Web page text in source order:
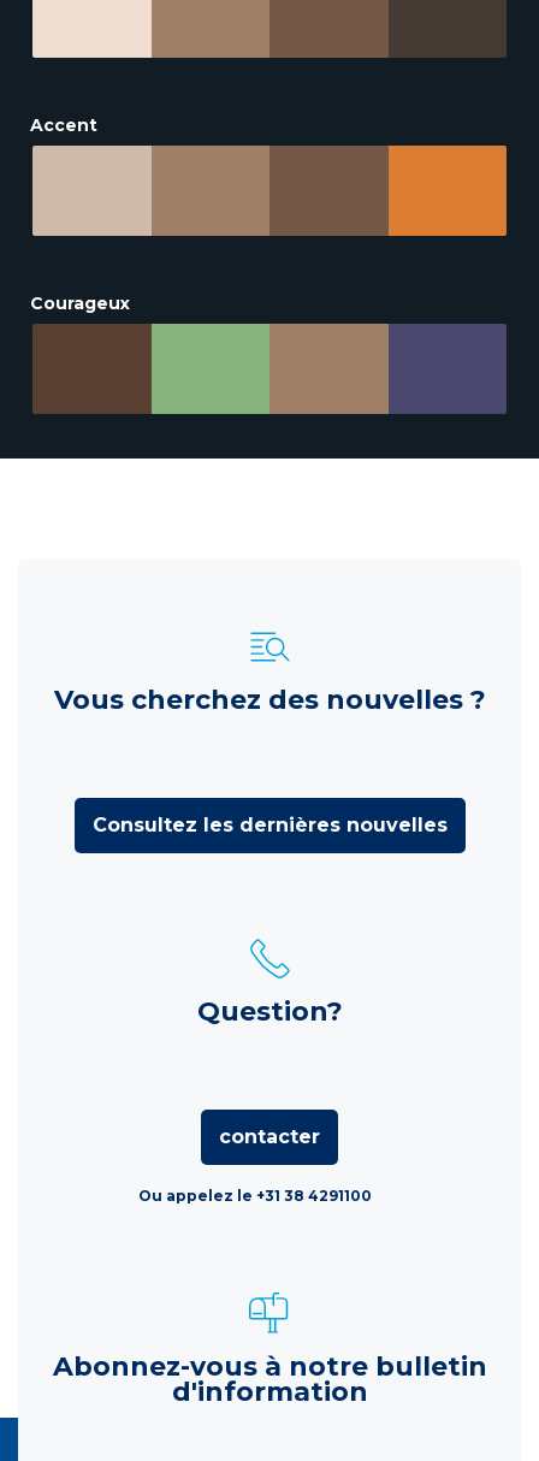
Accent
Courageux
Vous cherchez des nouvelles ?
Consultez les dernières nouvelles
Question?
contacter
Ou appelez le +31 38 4291100
Abonnez-vous à notre bulletin
d'information